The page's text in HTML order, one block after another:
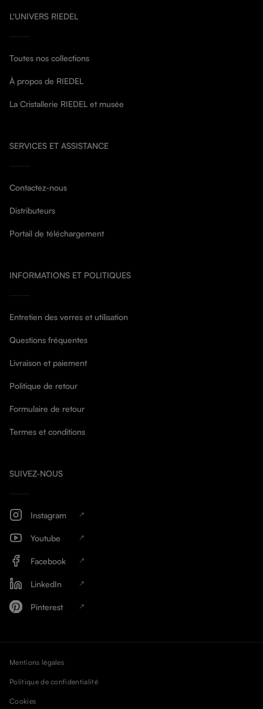
L'UNIVERS RIEDEL
Toutes nos collections
À propos de RIEDEL
La Cristallerie RIEDEL et musée
SERVICES ET ASSISTANCE
Contactez-nous
Distributeurs
Portail de téléchargement
INFORMATIONS ET POLITIQUES
Entretien des verres et utilisation
Questions fréquentes
Livraison et paiement
Politique de retour
Formulaire de retour
Termes et conditions
SUIVEZ-NOUS
Instagram
Youtube
Facebook
LinkedIn
Pinterest
Mentions légales
Politique de confidentialité
Cookies